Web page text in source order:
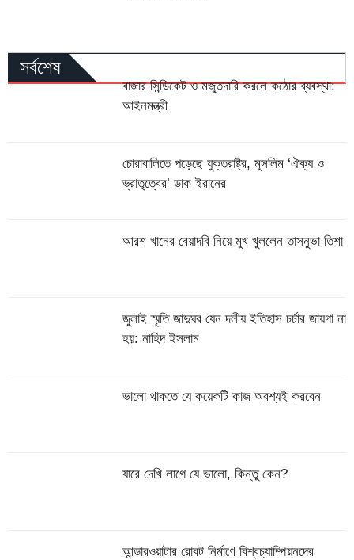
সর্বশেষ
বাজার সিন্ডিকেট ও মজুতদারি করলে কঠোর ব্যবস্থা:
আইনমন্ত্রী
চোরাবালিতে পড়েছে যুক্তরাষ্ট্র, মুসলিম ‘ঐক্য ও
ভ্রাতৃত্বের’ ডাক ইরানের
আরশ খানের বেয়াদবি নিয়ে মুখ খুললেন তাসনুভা তিশা
জুলাই স্মৃতি জাদুঘর যেন দলীয় ইতিহাস চর্চার জায়গা না
হয়: নাহিদ ইসলাম
ভালো থাকতে যে কয়েকটি কাজ অবশ্যই করবেন
যারে দেখি লাগে যে ভালো, কিন্তু কেন?
আন্ডারওয়াটার রোবট নির্মাণে বিশ্বচ্যাম্পিয়নদের